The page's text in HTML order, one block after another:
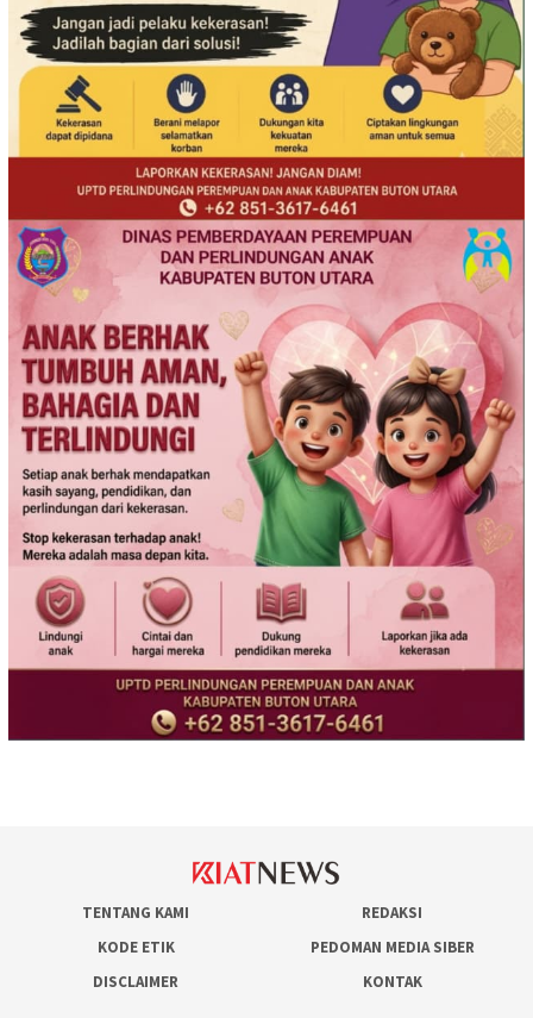
TENTANG KAMI
REDAKSI
KODE ETIK
PEDOMAN MEDIA SIBER
DISCLAIMER
KONTAK